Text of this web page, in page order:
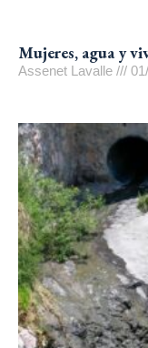
Mujeres, agua y
Assenet Lavalle